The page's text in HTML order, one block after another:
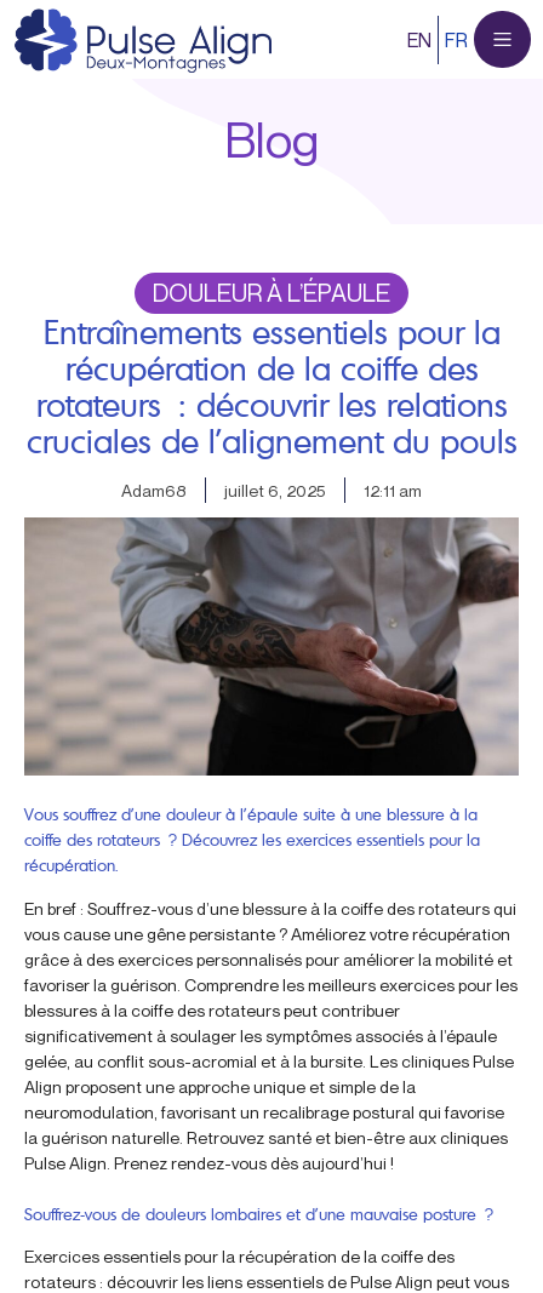
Aller
au
contenu
EN FR
Blog
DOULEUR À L’ÉPAULE
Entraînements essentiels pour la
récupération de la coiffe des
rotateurs : découvrir les relations
cruciales de l’alignement du pouls
Adam68 juillet 6, 2025 12:11 am
Vous souffrez d’une douleur à l’épaule suite à une blessure à la
coiffe des rotateurs ? Découvrez les exercices essentiels pour la
récupération.
En bref : Souffrez-vous d’une blessure à la coiffe des rotateurs qui
vous cause une gêne persistante ? Améliorez votre récupération
grâce à des exercices personnalisés pour améliorer la mobilité et
favoriser la guérison. Comprendre les meilleurs exercices pour les
blessures à la coiffe des rotateurs peut contribuer
significativement à soulager les symptômes associés à l’épaule
gelée, au conflit sous-acromial et à la bursite. Les cliniques Pulse
Align proposent une approche unique et simple de la
neuromodulation, favorisant un recalibrage postural qui favorise
la guérison naturelle. Retrouvez santé et bien-être aux cliniques
Pulse Align. Prenez rendez-vous dès aujourd’hui !
Souffrez-vous de douleurs lombaires et d’une mauvaise posture ?
Exercices essentiels pour la récupération de la coiffe des
rotateurs : découvrir les liens essentiels de Pulse Align peut vous